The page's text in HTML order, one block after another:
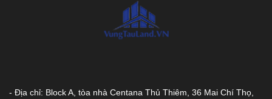
- Địa chỉ: Block A, tòa nhà Centana Thủ Thiêm, 36 Mai Chí Thọ,